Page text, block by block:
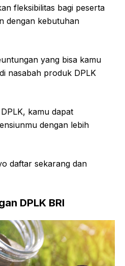
fleksibilitas bagi peserta
dengan kebutuhan
yang bisa kamu
nasabah produk DPLK
kamu dapat
dengan lebih
daftar sekarang dan
DPLK BRI